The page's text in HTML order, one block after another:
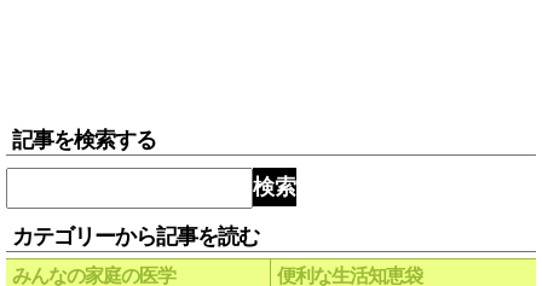
記事を検索する
検索
カテゴリーから記事を読む
みんなの家庭の医学 便利な生活知恵袋